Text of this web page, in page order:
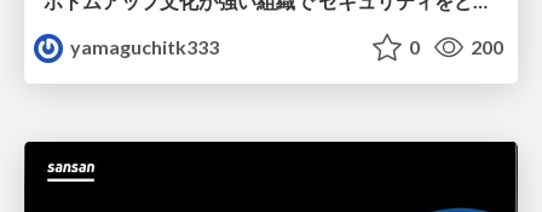
yamaguchitk333
0 200